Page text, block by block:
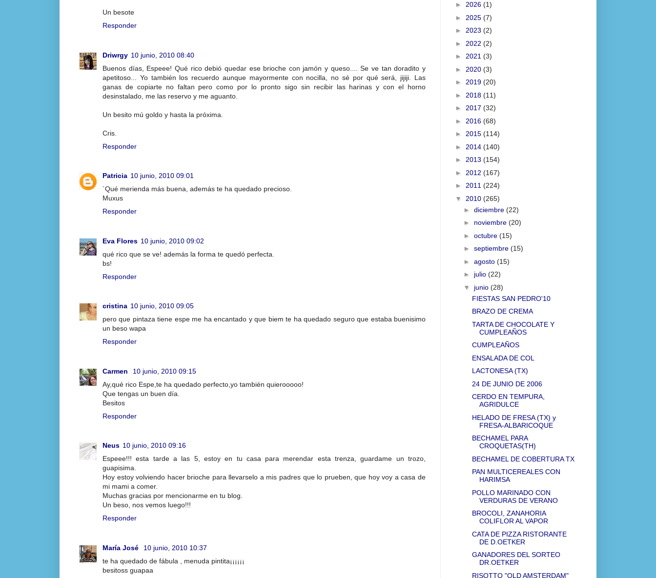
Un besote
Responder
Driwrgy 10 junio, 2010 08:40
Buenos días, Espeee! Qué rico debió quedar ese brioche con jamón y queso.... Se ve tan doradito y
apetitoso... Yo también los recuerdo aunque mayormente con nocilla, no sé por qué será, jijiji. Las
ganas de copiarte no faltan pero como por lo pronto sigo sin recibir las harinas y con el horno
desinstalado, me las reservo y me aguanto.
Un besito mú goldo y hasta la próxima.
Cris.
Responder
Patricia 10 junio, 2010 09:01
`Qué merienda más buena, además te ha quedado precioso.
Muxus
Responder
Eva Flores 10 junio, 2010 09:02
qué rico que se ve! además la forma te quedó perfecta.
bs!
Responder
cristina 10 junio, 2010 09:05
pero que pintaza tiene espe me ha encantado y que biem te ha quedado seguro que estaba buenisimo
un beso wapa
Responder
Carmen
10 junio, 2010 09:15
Ay,qué rico Espe,te ha quedado perfecto,yo también quierooooo!
Que tengas un buen día.
Besitos
Responder
Neus 10 junio, 2010 09:16
Espeee!!! esta tarde a las 5, estoy en tu casa para merendar esta trenza, guardame un trozo,
guapisima.
Hoy estoy volviendo hacer brioche para llevarselo a mis padres que lo prueben, que hoy voy a casa de
mi mami a comer.
Muchas gracias por mencionarme en tu blog.
Un beso, nos vemos luego!!!
Responder
María José
10 junio, 2010 10:37
te ha quedado de fábula , menuda pintita¡¡¡¡¡¡
besitoss guapaa
► 2026 (1)
► 2025 (7)
► 2023 (2)
► 2022 (2)
► 2021 (3)
► 2020 (3)
► 2019 (20)
► 2018 (11)
► 2017 (32)
► 2016 (68)
► 2015 (114)
► 2014 (140)
► 2013 (154)
► 2012 (167)
► 2011 (224)
▼ 2010 (265)
► diciembre (22)
► noviembre (20)
► octubre (15)
► septiembre (15)
► agosto (15)
► julio (22)
▼ junio (28)
FIESTAS SAN PEDRO'10
BRAZO DE CREMA
TARTA DE CHOCOLATE Y
CUMPLEAÑOS
CUMPLEAÑOS
ENSALADA DE COL
LACTONESA (TX)
24 DE JUNIO DE 2006
CERDO EN TEMPURA,
AGRIDULCE
HELADO DE FRESA (TX) y
FRESA-ALBARICOQUE
BECHAMEL PARA
CROQUETAS(TH)
BECHAMEL DE COBERTURA TX
PAN MULTICEREALES CON
HARIMSA
POLLO MARINADO CON
VERDURAS DE VERANO
BROCOLI, ZANAHORIA
COLIFLOR AL VAPOR
CATA DE PIZZA RISTORANTE
DE D.OETKER
GANADORES DEL SORTEO
DR.OETKER
RISOTTO "OLD AMSTERDAM"